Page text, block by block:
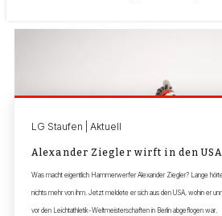
LG Staufen | Aktuell
Alexander Ziegler wirft in den USA
Was macht eigentlich Hammerwerfer Alexander Ziegler? Lange
nichts mehr von ihm. Jetzt meldete er sich aus den USA, wohin er
vor den Leichtathletik-Weltmeisterschaften in Berlin abgeflogen war.